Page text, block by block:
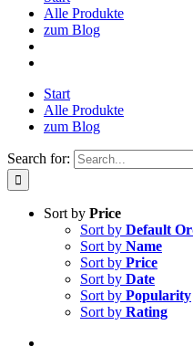
Alle Produkte
zum Blog
Start
Alle Produkte
zum Blog
Search for:
Sort by Price
Sort by Default
Sort by Name
Sort by Price
Sort by Date
Sort by Popularity
Sort by Rating